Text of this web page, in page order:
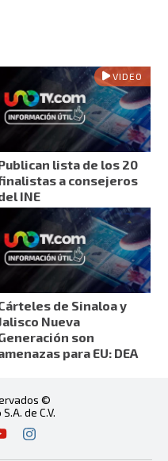
VIDEO
lista de los 20
a consejeros
INE
de Sinaloa y
Jalisco Nueva
son
para EU: DEA
©
de C.V.